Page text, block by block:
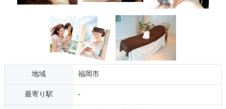
地域 福岡市
最寄り駅 -